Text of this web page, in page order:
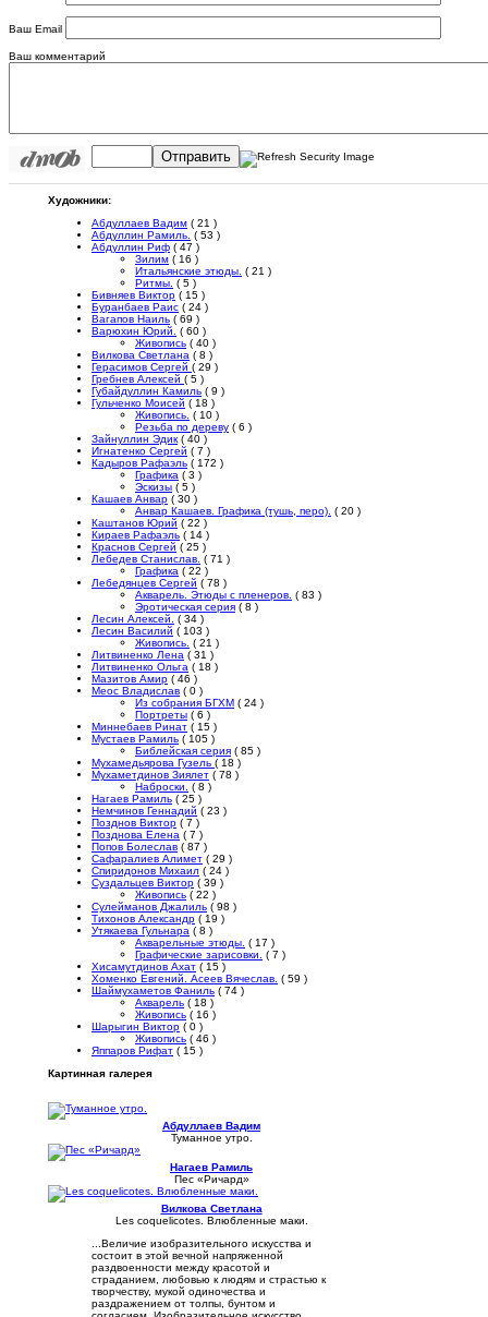
Ваш Email
Ваш комментарий
Отправить
Художники:
Абдуллаев Вадим ( 21 )
Абдуллин Рамиль. ( 53 )
Абдуллин Риф ( 47 )
Зилим ( 16 )
Итальянские этюды. ( 21 )
Ритмы. ( 5 )
Бивняев Виктор ( 15 )
Буранбаев Раис ( 24 )
Вагапов Наиль ( 69 )
Варюхин Юрий. ( 60 )
Живопись ( 40 )
Вилкова Светлана ( 8 )
Герасимов Сергей ( 29 )
Гребнев Алексей ( 5 )
Губайдуллин Камиль ( 9 )
Гульченко Моисей ( 18 )
Живопись. ( 10 )
Резьба по дереву ( 6 )
Зайнуллин Эдик ( 40 )
Игнатенко Сергей ( 7 )
Кадыров Рафаэль ( 172 )
Графика ( 3 )
Эскизы ( 5 )
Кашаев Анвар ( 30 )
Анвар Кашаев. Графика (тушь, перо). ( 20 )
Каштанов Юрий ( 22 )
Кираев Рафаэль ( 14 )
Краснов Сергей ( 25 )
Лебедев Станислав. ( 71 )
Графика ( 22 )
Лебедянцев Сергей ( 78 )
Акварель. Этюды с пленеров. ( 83 )
Эротическая серия ( 8 )
Лесин Алексей. ( 34 )
Лесин Василий ( 103 )
Живопись. ( 21 )
Литвиненко Лена ( 31 )
Литвиненко Ольга ( 18 )
Мазитов Амир ( 46 )
Меос Владислав ( 0 )
Из собрания БГХМ ( 24 )
Портреты ( 6 )
Миннебаев Ринат ( 15 )
Мустаев Рамиль ( 105 )
Библейская серия ( 85 )
Мухамедьярова Гузель ( 18 )
Мухаметдинов Зиялет ( 78 )
Наброски. ( 8 )
Нагаев Рамиль ( 25 )
Немчинов Геннадий ( 23 )
Позднов Виктор ( 7 )
Позднова Елена ( 7 )
Попов Болеслав ( 87 )
Сафаралиев Алимет ( 29 )
Спиридонов Михаил ( 24 )
Суздальцев Виктор ( 39 )
Живопись ( 22 )
Сулейманов Джалиль ( 98 )
Тихонов Александр ( 19 )
Утякаева Гульнара ( 8 )
Акварельные этюды. ( 17 )
Графические зарисовки. ( 7 )
Хисамутдинов Ахат ( 15 )
Хоменко Евгений. Асеев Вячеслав. ( 59 )
Шаймухаметов Фаниль ( 74 )
Акварель ( 18 )
Живопись ( 16 )
Шарыгин Виктор ( 0 )
Живопись ( 46 )
Яппаров Рифат ( 15 )
Картинная галерея
Абдуллаев Вадим
Туманное утро.
Нагаев Рамиль
Пес «Ричард»
Вилкова Светлана
Les coquelicotes. Влюбленные маки.
...Величие изобразительного искусства и
состоит в этой вечной напряженной
раздвоенности между красотой и
страданием, любовью к людям и страстью к
творчеству, мукой одиночества и
раздражением от толпы, бунтом и